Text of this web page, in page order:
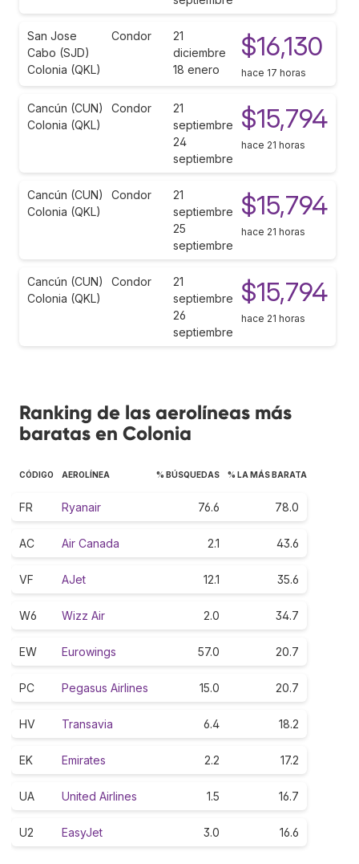
San Jose
Cabo (SJD)
Colonia (QKL)
Condor
21
diciembre
18 enero
$16,130
hace 17 horas
Cancún (CUN)
Colonia (QKL)
Condor
21
septiembre
24
septiembre
$15,794
hace 21 horas
Cancún (CUN)
Colonia (QKL)
Condor
21
septiembre
25
septiembre
$15,794
hace 21 horas
Cancún (CUN)
Colonia (QKL)
Condor
21
septiembre
26
septiembre
$15,794
hace 21 horas
Ranking de las aerolíneas más
baratas en Colonia
CÓDIGO AEROLÍNEA % BÚSQUEDAS % LA MÁS BARATA
FR Ryanair 76.6 78.0
AC Air Canada 2.1 43.6
VF AJet 12.1 35.6
W6 Wizz Air 2.0 34.7
EW Eurowings 57.0 20.7
PC Pegasus Airlines 15.0 20.7
HV Transavia 6.4 18.2
EK Emirates 2.2 17.2
UA United Airlines 1.5 16.7
U2 EasyJet 3.0 16.6